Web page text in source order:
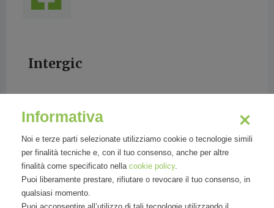
Intergic
Telefono:+39 0245075259
C.so San Gottardo 18 | 20136 Milano
MI
Informativa
Noi e terze parti selezionate utilizziamo cookie o tecnologie simili
per finalità tecniche e, con il tuo consenso, anche per altre
finalità come specificato nella cookie policy.
Puoi liberamente prestare, rifiutare o revocare il tuo consenso, in
qualsiasi momento.